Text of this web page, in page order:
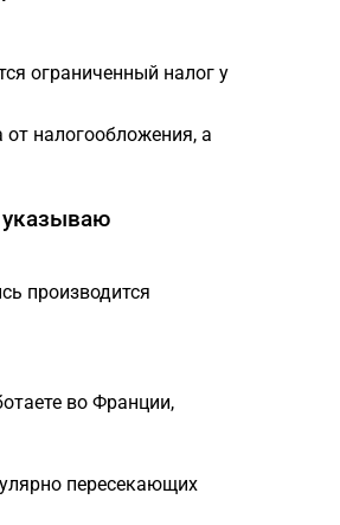
ограниченный налог у
налогообложения, а
указываю
производится
во Франции,
пересекающих